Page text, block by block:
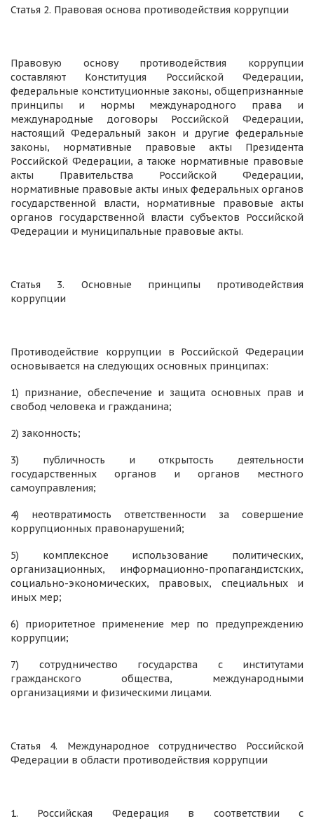
Статья 2. Правовая основа противодействия коррупции
Правовую основу противодействия коррупции
составляют Конституция Российской Федерации,
федеральные конституционные законы, общепризнанные
принципы и нормы международного права и
международные договоры Российской Федерации,
настоящий Федеральный закон и другие федеральные
законы, нормативные правовые акты Президента
Российской Федерации, а также нормативные правовые
акты Правительства Российской Федерации,
нормативные правовые акты иных федеральных органов
государственной власти, нормативные правовые акты
органов государственной власти субъектов Российской
Федерации и муниципальные правовые акты.
Статья 3. Основные принципы противодействия
коррупции
Противодействие коррупции в Российской Федерации
основывается на следующих основных принципах:
1) признание, обеспечение и защита основных прав и
свобод человека и гражданина;
2) законность;
3) публичность и открытость деятельности
государственных органов и органов местного
самоуправления;
4) неотвратимость ответственности за совершение
коррупционных правонарушений;
5) комплексное использование политических,
организационных, информационно-пропагандистских,
социально-экономических, правовых, специальных и
иных мер;
6) приоритетное применение мер по предупреждению
коррупции;
7) сотрудничество государства с институтами
гражданского общества, международными
организациями и физическими лицами.
Статья 4. Международное сотрудничество Российской
Федерации в области противодействия коррупции
1. Российская Федерация в соответствии с